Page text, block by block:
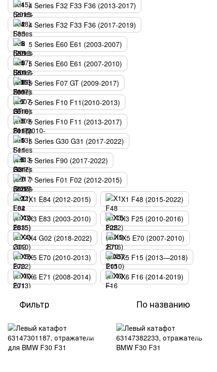
4 Series F32 F33 F36 (2013-2017)
4 Series F32 F33 F36 (2017-2019)
5 Series E60 E61 (2003-2007)
5 Series E60 E61 (2007-2010)
5 Series F07 GT (2009-2017)
5 Series F10 F11(2010-2013)
5 Series F10 F11 (2013-2017)
5 Series G30 G31 (2017-2022)
5 Series F90 (2017-2022)
7 Series F01 F02 (2012-2015)
X1 E84 (2012-2015)
X1 F48 (2015-2022)
X3 E83 (2003-2010)
X3 F25 (2010-2016)
X4 G02 (2018-2022)
X5 E70 (2007-2010)
X5 E70 (2010-2013)
X5 F15 (2013—2018)
X6 E71 (2008-2014)
X6 F16 (2014-2019)
Фильтр По названию